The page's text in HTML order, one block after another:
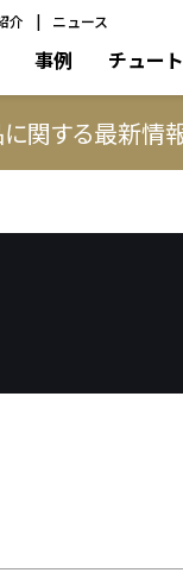
介 ニュース
事例 チュー
関する最新情